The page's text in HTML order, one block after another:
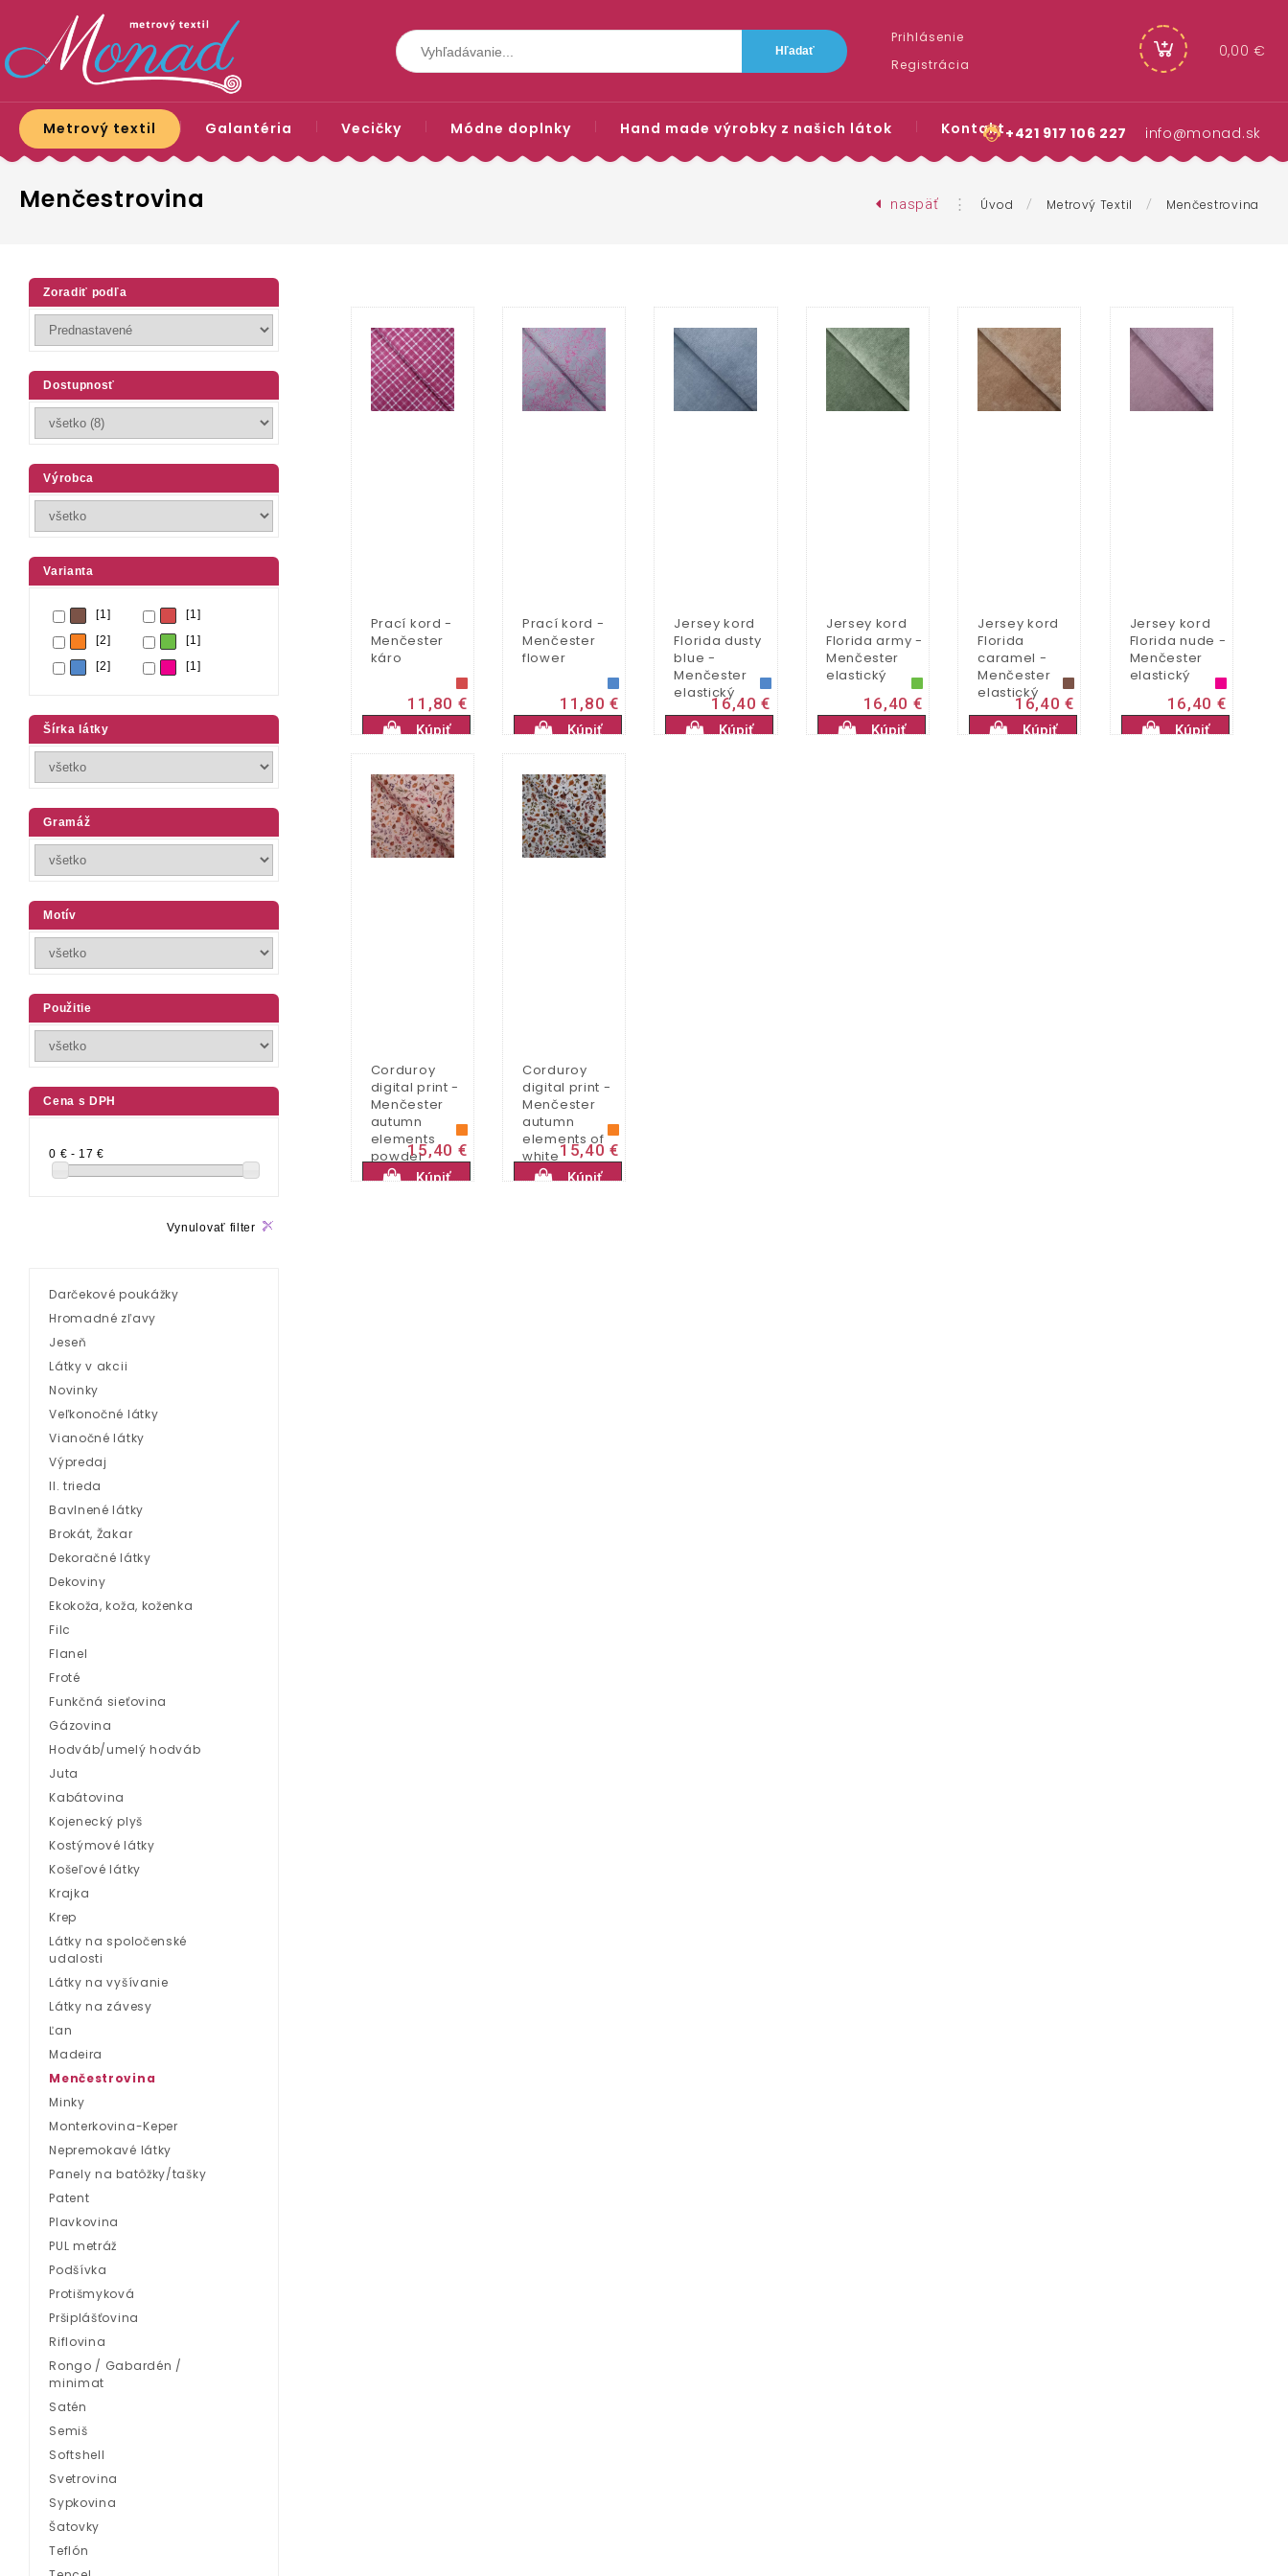
Metrový textil Galantéria Vecičky Módne doplnky Hand made výrobky z našich látok Kontakt
Prihlásenie
Registrácia
0,00 €
+421 917 106 227 info@monad.sk
naspäť ⋮ Úvod / Metrový Textil / Menčestrovina
Menčestrovina
Prací kord -
Menčester
káro
11,80 €
Kúpiť
Prací kord -
Menčester
flower
11,80 €
Kúpiť
Jersey kord
Florida dusty
blue -
Menčester
elastický
16,40 €
Kúpiť
Jersey kord
Florida army -
Menčester
elastický
16,40 €
Kúpiť
Jersey kord
Florida
caramel -
Menčester
elastický
16,40 €
Kúpiť
Jersey kord
Florida nude -
Menčester
elastický
16,40 €
Kúpiť
Corduroy
digital print -
Menčester
autumn
elements
powder15,40 €
Kúpiť
Corduroy
digital print -
Menčester
autumn
elements of
white15,40 €
Kúpiť
Zoradiť podľa
Dostupnosť
Výrobca
Varianta
[1]
[1]
[2]
[1]
[2]
[1]
Šírka látky
Gramáž
Motív
Použitie
Cena s DPH
0 € - 17 €
Vynulovať filter
Darčekové poukážky
Hromadné zľavy
Jeseň
Látky v akcii
Novinky
Veľkonočné látky
Vianočné látky
Výpredaj
II. trieda
Bavlnené látky
Brokát, Žakar
Dekoračné látky
Dekoviny
Ekokoža, koža, koženka
Filc
Flanel
Froté
Funkčná sieťovina
Gázovina
Hodváb/umelý hodváb
Juta
Kabátovina
Kojenecký plyš
Kostýmové látky
Košeľové látky
Krajka
Krep
Látky na spoločenské
udalosti
Látky na vyšívanie
Látky na závesy
Ľan
Madeira
Menčestrovina
Minky
Monterkovina-Keper
Nepremokavé látky
Panely na batôžky/tašky
Patent
Plavkovina
PUL metráž
Podšívka
Protišmyková
Pršiplášťovina
Riflovina
Rongo / Gabardén /
minimat
Satén
Semiš
Softshell
Svetrovina
Sypkovina
Šatovky
Teflón